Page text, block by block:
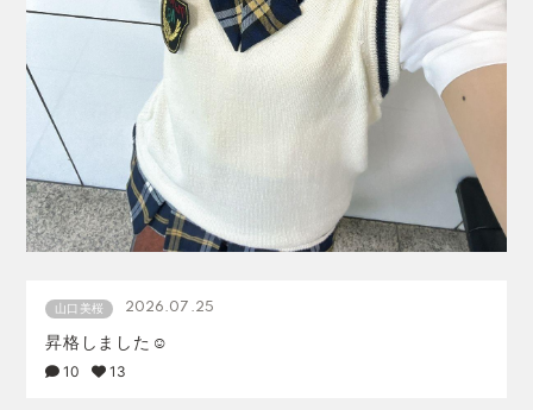
山口美桜 2026.07.25
昇格しました☺️
10 13